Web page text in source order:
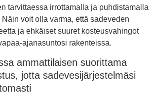
tarvittaessa irrottamalla ja puhdistamalla
voit olla varma, että sadeveden
ja ehkäiset suuret kosteusvahingot
ajanasuntosi rakenteissa.
ammattilaisen suorittama
jotta sadevesijärjestelmäsi